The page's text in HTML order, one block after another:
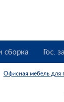
сборка Гос.
Офисная мебель для